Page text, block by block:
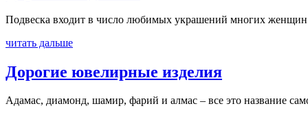
Подвеска входит в число любимых украшений многих женщин.
читать дальше
Дорогие ювелирные изделия
Адамас, диамонд, шамир, фарий и алмас – все это название